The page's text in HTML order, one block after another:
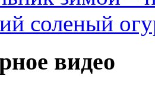
соленый
видео